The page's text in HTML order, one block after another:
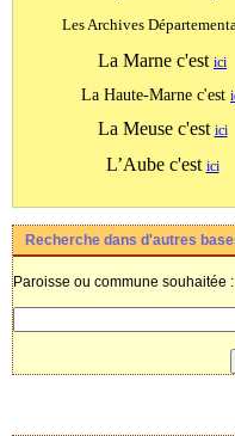
Les Archives
La Marne c'est ici
La Haute-Marne c'est
La Meuse c'est ici
L’Aube c'est ici
Recherche dans d'autres
Paroisse ou commune souhaitée :